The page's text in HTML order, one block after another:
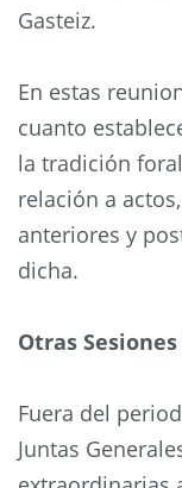
Gasteiz.
En estas
cuanto
la tradición
relación a
anteriores y
dicha.
Otras
Fuera del
Juntas